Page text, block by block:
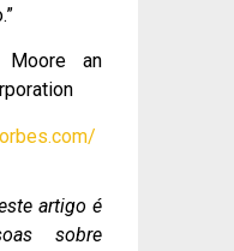
an
artigo é
sobre